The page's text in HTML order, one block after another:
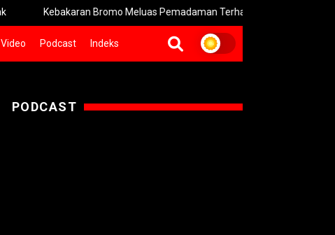
Kebakaran Bromo Meluas Pemadaman Terhambat Medan Terjal
Video Podcast Indeks
PODCAST